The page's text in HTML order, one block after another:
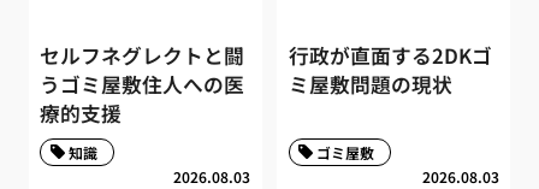
セルフネグレクトと闘
うゴミ屋敷住人への医
療的支援
2026.08.03
知識
行政が直面する2DKゴ
ミ屋敷問題の現状
2026.08.03
ゴミ屋敷